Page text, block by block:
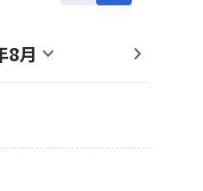
8月 expand_more chevron_right